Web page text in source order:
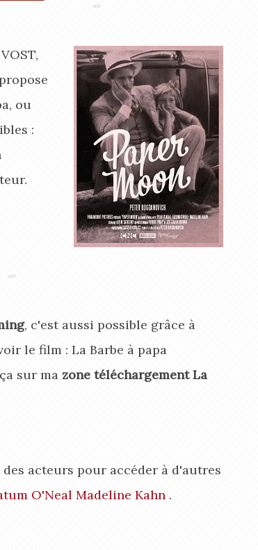
ou
:
, c'est aussi possible grâce à
le film : La Barbe à papa
sur ma zone téléchargement La
acteurs pour accéder à d'autres
O'Neal Madeline Kahn .